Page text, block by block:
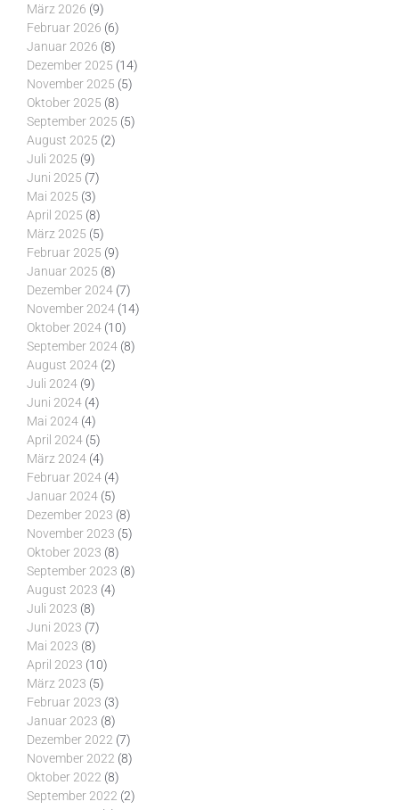
März 2026 (9)
Februar 2026 (6)
Januar 2026 (8)
Dezember 2025 (14)
November 2025 (5)
Oktober 2025 (8)
September 2025 (5)
August 2025 (2)
Juli 2025 (9)
Juni 2025 (7)
Mai 2025 (3)
April 2025 (8)
März 2025 (5)
Februar 2025 (9)
Januar 2025 (8)
Dezember 2024 (7)
November 2024 (14)
Oktober 2024 (10)
September 2024 (8)
August 2024 (2)
Juli 2024 (9)
Juni 2024 (4)
Mai 2024 (4)
April 2024 (5)
März 2024 (4)
Februar 2024 (4)
Januar 2024 (5)
Dezember 2023 (8)
November 2023 (5)
Oktober 2023 (8)
September 2023 (8)
August 2023 (4)
Juli 2023 (8)
Juni 2023 (7)
Mai 2023 (8)
April 2023 (10)
März 2023 (5)
Februar 2023 (3)
Januar 2023 (8)
Dezember 2022 (7)
November 2022 (8)
Oktober 2022 (8)
September 2022 (2)